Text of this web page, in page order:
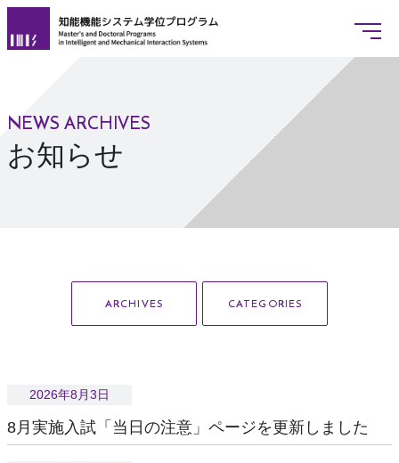
www.imis.tsukuba.ac.jp 8月実施入試「当日の注意」ペ
ENGLISH
基本情報
学位授与の方針
キャリアパス
NEWS ARCHIVES
お知らせ
ARCHIVES CATEGORIES
2026年8月3日
8月実施入試「当日の注意」ページを更新しました